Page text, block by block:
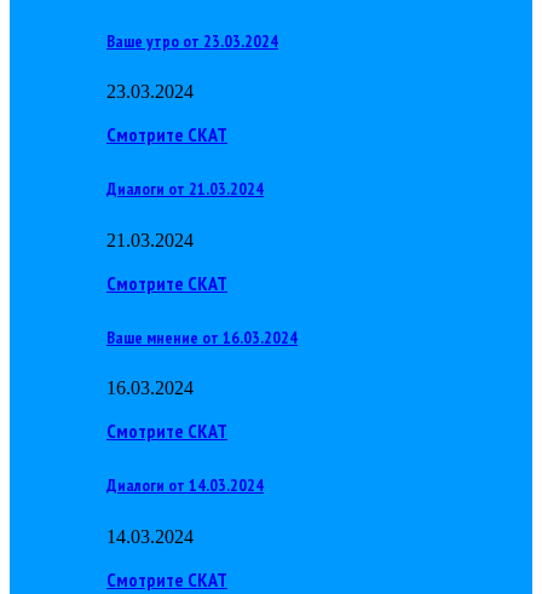
Ваше утро от 23.03.2024
23.03.2024
Смотрите СКАТ
Диалоги от 21.03.2024
21.03.2024
Смотрите СКАТ
Ваше мнение от 16.03.2024
16.03.2024
Смотрите СКАТ
Диалоги от 14.03.2024
14.03.2024
Смотрите СКАТ